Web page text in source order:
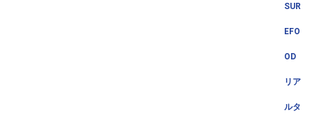
SUR
EFO
OD
リア
ルタ